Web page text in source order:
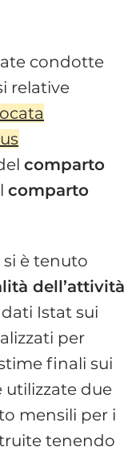
condotte
relative
comparto
comparto
è tenuto
dell’attività
Istat sui
per
finali sui
utilizzate due
mensili per i
tenendo